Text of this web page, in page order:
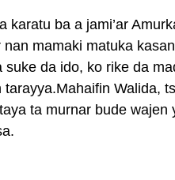
karatu ba a jami’ar
mamaki matuka
suke da ido, ko rike da
tarayya.Mahaifin Walida,
ta murnar bude